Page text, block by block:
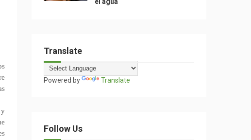
y
Translate
Powered by Translate
Follow Us